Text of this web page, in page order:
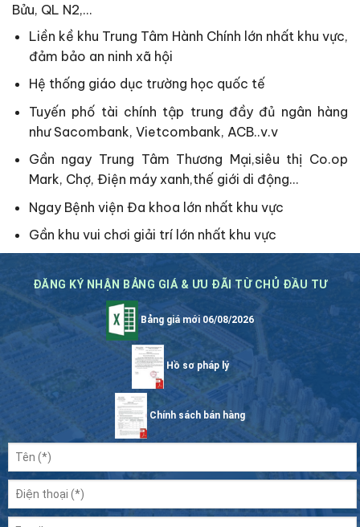
Bửu, QL N2,…
Liền kề khu Trung Tâm Hành Chính lớn nhất khu vực,
đảm bảo an ninh xã hội
Hệ thống giáo dục trường học quốc tế
Tuyến phố tài chính tập trung đầy đủ ngân hàng
như Sacombank, Vietcombank, ACB..v.v
Gần ngay Trung Tâm Thương Mại,siêu thị Co.op
Mark, Chợ, Điện máy xanh,thế giới di động…
Ngay Bệnh viện Đa khoa lớn nhất khu vực
Gần khu vui chơi giải trí lớn nhất khu vực
ĐĂNG KÝ NHẬN BẢNG GIÁ & ƯU ĐÃI TỪ CHỦ ĐẦU TƯ
Bảng giá mới 06/08/2026
Hồ sơ pháp lý
Chính sách bán hàng